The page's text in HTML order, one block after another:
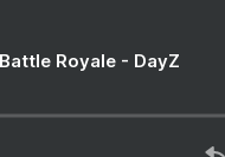
Royale - DayZ